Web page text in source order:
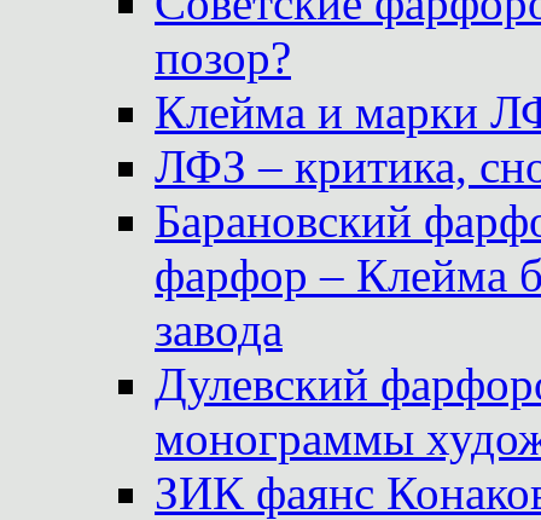
позор?
Клейма и марки
ЛФЗ – критика,
Барановский
фарфор – Клейма
завода
Дулевский
монограммы
ЗИК фаянс